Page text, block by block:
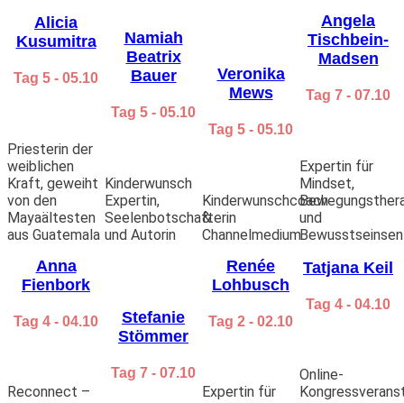
Alicia
Kusumitra
Tag 5 - 05.10
Priesterin der
weiblichen
Kraft, geweiht
von den
Mayaältesten
aus Guatemala
Namiah
Beatrix
Bauer
Tag 5 - 05.10
Kinderwunsch
Expertin,
Seelenbotschafterin
und Autorin
Veronika
Mews
Tag 5 - 05.10
Kinderwunschcoach
&
Channelmedium
Angela
Tischbein-
Madsen
Tag 7 - 07.10
Expertin für
Mindset,
und
Anna
Fienbork
Tag 4 - 04.10
Reconnect –
Stefanie
Stömmer
Tag 7 - 07.10
Renée
Lohbusch
Tag 2 - 02.10
Expertin für
Tatjana Keil
Tag 4 - 04.10
Online-